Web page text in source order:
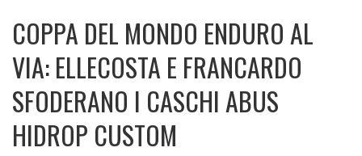
COPPA DEL MONDO ENDURO AL
VIA: ELLECOSTA E FRANCARDO
SFODERANO I CASCHI ABUS
HIDROP CUSTOM